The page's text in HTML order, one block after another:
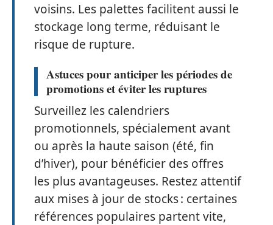
voisins. Les palettes facilitent aussi le
stockage long terme, réduisant le
risque de rupture.
Astuces pour anticiper les périodes de
promotions et éviter les ruptures
Surveillez les calendriers
promotionnels, spécialement avant
ou après la haute saison (été, fin
d’hiver), pour bénéficier des offres
les plus avantageuses. Restez attentif
aux mises à jour de stocks : certaines
références populaires partent vite,